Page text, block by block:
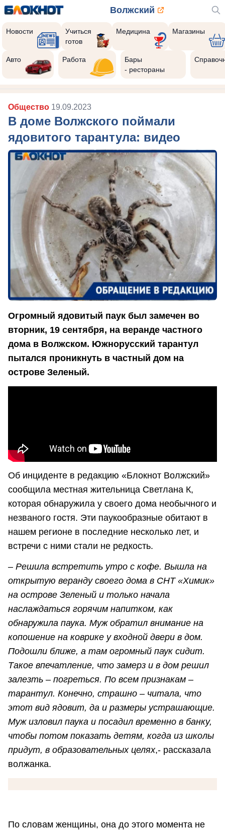
Волжский
Новости
Учиться
готов
Медицина Магазины
Авто Работа
Бары
- рестораны
Общество 19.09.2023
В доме Волжского поймали
ядовитого тарантула: видео
Огромный ядовитый паук был замечен во
вторник, 19 сентября, на веранде частного
дома в Волжском. Южнорусский тарантул
пытался проникнуть в частный дом на
острове Зеленый.
Об инциденте в редакцию «Блокнот Волжский»
сообщила местная жительница Светлана К,
которая обнаружила у своего дома необычного и
незваного гостя. Эти паукообразные обитают в
нашем регионе в последние несколько лет, и
встречи с ними стали не редкость.
– Решила встретить утро с кофе. Вышла на
открытую веранду своего дома в СНТ «Химик»
на острове Зеленый и только начала
наслаждаться горячим напитком, как
обнаружила паука. Муж обратил внимание на
копошение на коврике у входной двери в дом.
Подошли ближе, а там огромный паук сидит.
Такое впечатление, что замерз и в дом решил
залезть – погреться. По всем признакам –
тарантул. Конечно, страшно – читала, что
этот вид ядовит, да и размеры устрашающие.
Муж изловил паука и посадил временно в банку,
чтобы потом показать детям, когда из школы
придут, в образовательных целях,- рассказала
волжанка.
По словам женщины, она до этого момента не